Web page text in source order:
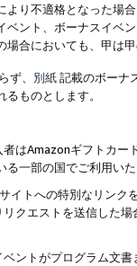
り不適格となった場
ント、ボーナスイベ
合においても、甲は
ず、 別紙記載のボーナ
ものとします。
はAmazonギフトカ
る一部の国でご利用い
イトへの特別なリン
クエストを送信した
ントがプログラム文